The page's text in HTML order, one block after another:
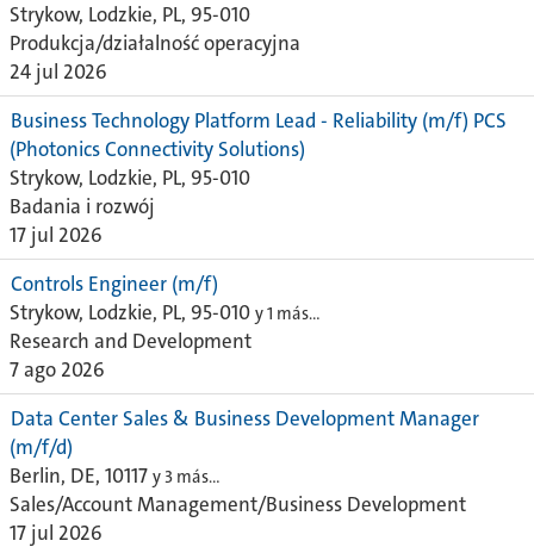
Strykow, Lodzkie, PL, 95-010
Produkcja/działalność operacyjna
24 jul 2026
Business Technology Platform Lead - Reliability (m/f) PCS
(Photonics Connectivity Solutions)
Strykow, Lodzkie, PL, 95-010
Badania i rozwój
17 jul 2026
Controls Engineer (m/f)
Strykow, Lodzkie, PL, 95-010 y 1 más…
Research and Development
7 ago 2026
Data Center Sales & Business Development Manager
(m/f/d)
Berlin, DE, 10117 y 3 más…
Sales/Account Management/Business Development
17 jul 2026